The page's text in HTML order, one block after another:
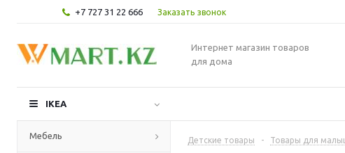
+7 727 31 22 666 Заказать звонок
Интернет магазин товаров
для дома
IKEA
Мебель Детские товары - Товары для